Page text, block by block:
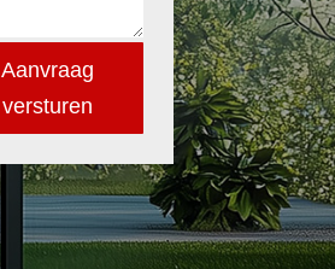
Aanvraag
versturen